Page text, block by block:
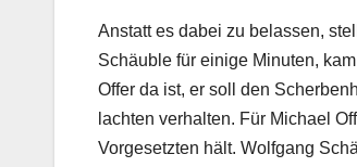
Anstatt es dabei zu belassen,
Schäuble für einige Minuten,
Offer da ist, er soll den
lachten verhalten. Für Michael
Vorgesetzten hält. Wolfgang